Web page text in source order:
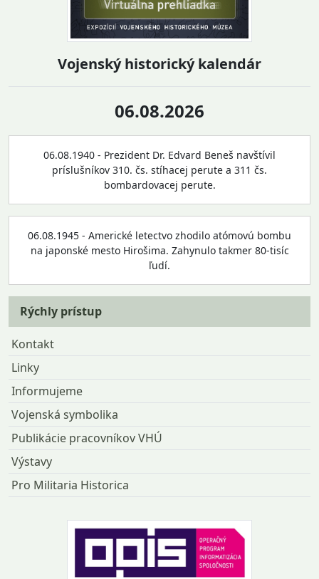
Vojenský historický kalendár
06.08.2026
06.08.1940 - Prezident Dr. Edvard Beneš navštívil
príslušníkov 310. čs. stíhacej perute a 311 čs.
bombardovacej perute.
06.08.1945 - Americké letectvo zhodilo atómovú bombu
na japonské mesto Hirošima. Zahynulo takmer 80-tisíc
ľudí.
Rýchly prístup
Kontakt
Linky
Informujeme
Vojenská symbolika
Publikácie pracovníkov VHÚ
Výstavy
Pro Militaria Historica